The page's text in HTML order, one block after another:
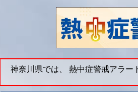
神奈川県では、 熱中症警戒アラー